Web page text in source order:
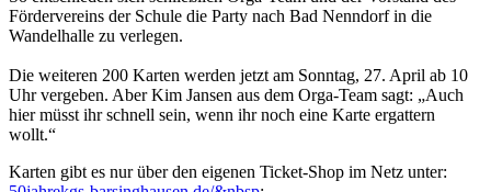
Fördervereins der Schule die Party nach Bad Nenndorf in die
Wandelhalle zu verlegen.
Die weiteren 200 Karten werden jetzt am Sonntag, 27. April ab 10
Uhr vergeben. Aber Kim Jansen aus dem Orga-Team sagt: „Auch
hier müsst ihr schnell sein, wenn ihr noch eine Karte ergattern
wollt.“
Karten gibt es nur über den eigenen Ticket-Shop im Netz unter: